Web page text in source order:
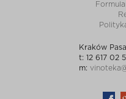
Kraków
t: 12 617 02
m: